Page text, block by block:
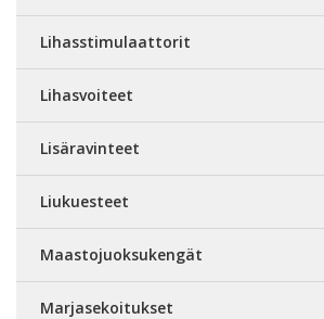
Lihasstimulaattorit
Lihasvoiteet
Lisäravinteet
Liukuesteet
Maastojuoksukengät
Marjasekoitukset